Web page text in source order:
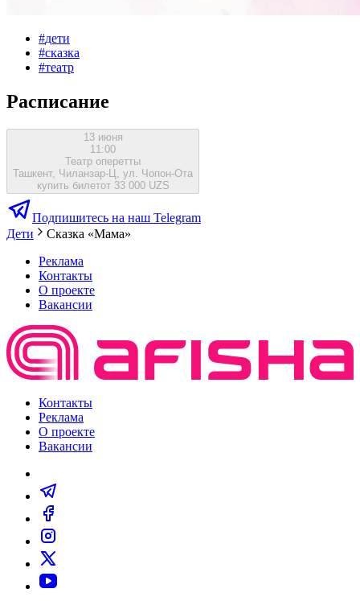
#дети
#сказка
#театр
Расписание
13 июня
11:00
Театр оперетты
Ташкент, Чиланзар-Ц, ул. Чопон-Ота
купить билетот 33 000 UZS
Подпишитесь на наш Telegram
Дети
Сказка «Мама»
Реклама
Контакты
О проекте
Вакансии
Контакты
Реклама
О проекте
Вакансии